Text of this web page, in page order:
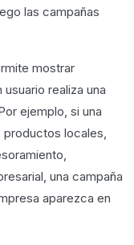
las campañas
mostrar
realiza una
ejemplo, si una
locales,
una campaña
aparezca en